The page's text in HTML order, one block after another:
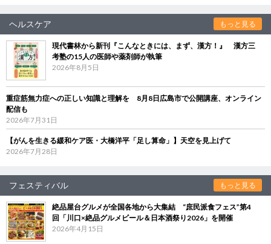
ヘルスケア もっと見る
現代書林から新刊『こんなときには、まず、漢方！』 漢方三
考塾の15人の医師や薬剤師が執筆
2026年8月5日
重症筋無力症への正しい知識と理解を 8月8日広島市で公開講座、オンライン
配信も
2026年7月31日
【がんを生きる緩和ケア医・大橋洋平「足し算命」】天空を見上げて
2026年7月28日
フェスティバル もっと見る
絶品屋台グルメが全国各地から大集結 “庶民派食フェス”第4
回「川口×絶品グルメビール＆日本酒祭り2026」を開催
2026年4月15日